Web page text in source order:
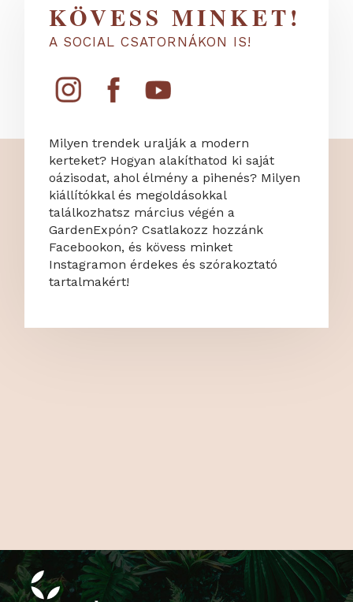
KÖVESS MINKET!
A SOCIAL CSATORNÁKON IS!
Milyen trendek uralják a modern
kerteket? Hogyan alakíthatod ki saját
oázisodat, ahol élmény a pihenés? Milyen
kiállítókkal és megoldásokkal
találkozhatsz március végén a
GardenExpón? Csatlakozz hozzánk
Facebookon, és kövess minket
Instagramon érdekes és szórakoztató
tartalmakért!